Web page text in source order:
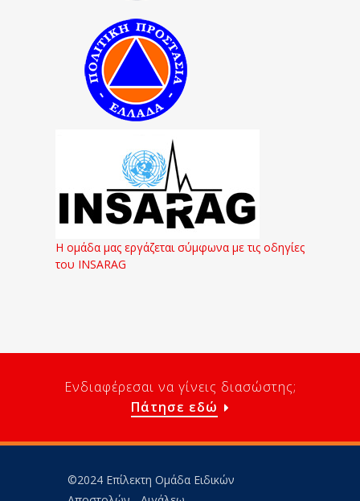
Η ομάδα μας εργάζεται σύμφωνα με τις οδηγίες
του INSARAG
Ενδιαφέρεσαι να γίνεις διασώστης;
Πάτησε εδώ
©2024 Επίλεκτη Ομάδα Ειδικών